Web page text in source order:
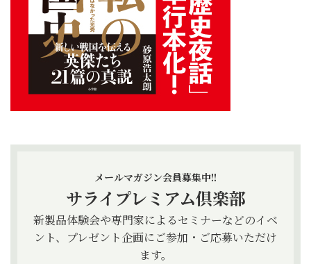
メールマガジン会員募集中!!
サライプレミアム倶楽部
新製品体験会や専門家によるセミナーなどのイベ
ント、プレゼント企画にご参加・ご応募いただけ
ます。